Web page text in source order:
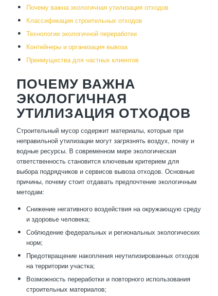
Почему важна экологичная утилизация отходов
Классификация строительных отходов
Технологии экологичной переработки
Контейнеры и организация вывоза
Преимущества для частных клиентов
ПОЧЕМУ ВАЖНА
ЭКОЛОГИЧНАЯ
УТИЛИЗАЦИЯ ОТХОДОВ
Строительный мусор содержит материалы, которые при
неправильной утилизации могут загрязнять воздух, почву и
водные ресурсы. В современном мире экологическая
ответственность становится ключевым критерием для
выбора подрядчиков и сервисов вывоза отходов. Основные
причины, почему стоит отдавать предпочтение экологичным
методам:
Снижение негативного воздействия на окружающую среду
и здоровье человека;
Соблюдение федеральных и региональных экологических
норм;
Предотвращение накопления неутилизированных отходов
на территории участка;
Возможность переработки и повторного использования
строительных материалов;